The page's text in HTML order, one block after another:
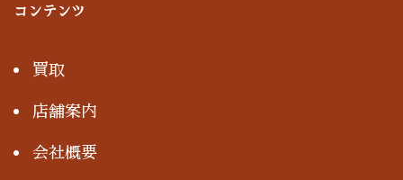
コンテンツ
買取
店舗案内
会社概要